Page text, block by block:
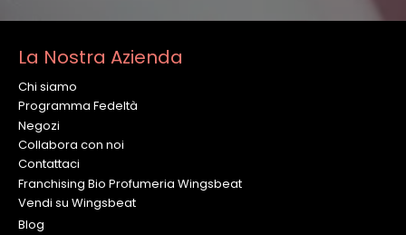
La Nostra Azienda
Chi siamo
Programma Fedeltà
Negozi
Collabora con noi
Contattaci
Franchising Bio Profumeria Wingsbeat
Vendi su Wingsbeat
Blog